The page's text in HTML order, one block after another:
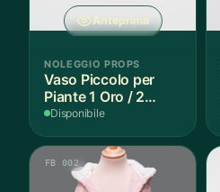
Anteprima
NOLEGGIO PROPS
Vaso Piccolo per
Piante 1 Oro / 2
Argento - 3 Pezzi
Disponibile
FB 002